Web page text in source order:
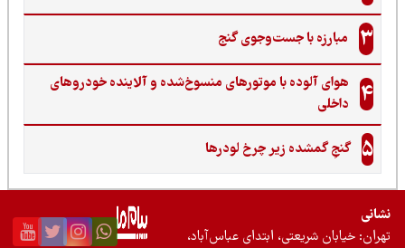
مبارزه با جست‌وجوی گنج‌
هوای آلوده با موتورهای منسوخ‌شده و آلاینده خودروهای
داخلی
گنجِ گمشده زیر چرخ لودرها
خیابان شریعتی، ابتدای عباس‌آباد،